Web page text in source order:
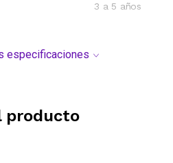
3 a 5 años
especificaciones
producto